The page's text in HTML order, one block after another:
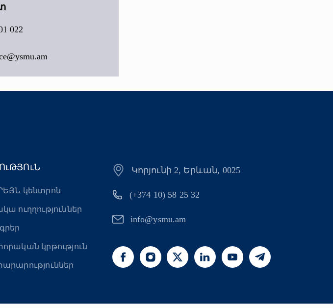
022
կենտրոն
ուղղություններ
կրթություն
Կորյունի 2, Երևան, 0025
(+374 10) 58 25 32
info@ysmu.am